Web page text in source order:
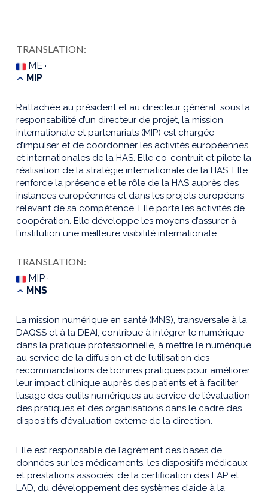
TRANSLATION:
ME ·
MIP
Rattachée au président et au directeur général, sous la
responsabilité d’un directeur de projet, la mission
internationale et partenariats (MIP) est chargée
d’impulser et de coordonner les activités européennes
et internationales de la HAS. Elle co-contruit et pilote la
réalisation de la stratégie internationale de la HAS. Elle
renforce la présence et le rôle de la HAS auprès des
instances européennes et dans les projets européens
relevant de sa compétence. Elle porte les activités de
coopération. Elle développe les moyens d’assurer à
l’institution une meilleure visibilité internationale.
TRANSLATION:
MIP ·
MNS
La mission numérique en santé (MNS), transversale à la
DAQSS et à la DEAI, contribue à intégrer le numérique
dans la pratique professionnelle, à mettre le numérique
au service de la diffusion et de l’utilisation des
recommandations de bonnes pratiques pour améliorer
leur impact clinique auprès des patients et à faciliter
l’usage des outils numériques au service de l’évaluation
des pratiques et des organisations dans le cadre des
dispositifs d’évaluation externe de la direction.
Elle est responsable de l’agrément des bases de
données sur les médicaments, les dispositifs médicaux
et prestations associés, de la certification des LAP et
LAD, du développement des systèmes d’aide à la